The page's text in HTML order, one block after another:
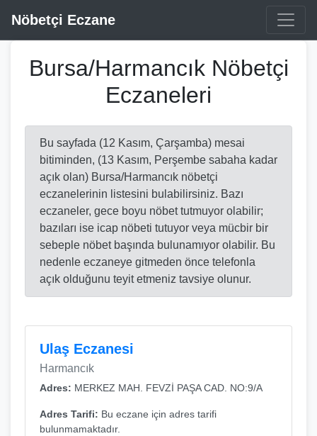
Nöbetçi Eczane
Bursa/Harmancık Nöbetçi
Eczaneleri
Bu sayfada (12 Kasım, Çarşamba) mesai
bitiminden, (13 Kasım, Perşembe sabaha kadar
açık olan) Bursa/Harmancık nöbetçi
eczanelerinin listesini bulabilirsiniz. Bazı
eczaneler, gece boyu nöbet tutmuyor olabilir;
bazıları ise icap nöbeti tutuyor veya mücbir bir
sebeple nöbet başında bulunamıyor olabilir. Bu
nedenle eczaneye gitmeden önce telefonla
açık olduğunu teyit etmeniz tavsiye olunur.
Ulaş Eczanesi
Harmancık
Adres: MERKEZ MAH. FEVZİ PAŞA CAD. NO:9/A
Adres Tarifi: Bu eczane için adres tarifi
bulunmamaktadır.